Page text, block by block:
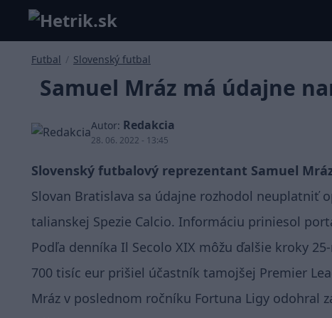
Futbal / Slovenský futbal
Samuel Mráz má údajne
Autor: Redakcia
28. 06. 2022 - 13:45
Slovenský futbalový reprezentant Samuel
Slovan Bratislava sa údajne rozhodol neuplatniť
talianskej Spezie Calcio. Informáciu priniesol
Podľa denníka Il Secolo XIX môžu ďalšie kroky
700 tisíc eur prišiel účastník tamojšej Premier
Mráz v poslednom ročníku Fortuna Ligy odohral